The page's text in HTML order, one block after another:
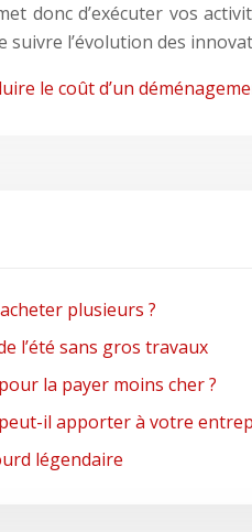
donc d’exécuter vos
l’évolution des
le coût d’un
plusieurs ?
l’été sans gros travaux
la payer moins cher ?
il apporter à votre
légendaire